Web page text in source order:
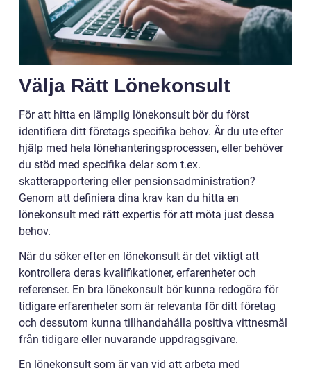
Välja Rätt Lönekonsult
För att hitta en lämplig lönekonsult bör du först
identifiera ditt företags specifika behov. Är du ute efter
hjälp med hela lönehanteringsprocessen, eller behöver
du stöd med specifika delar som t.ex.
skatterapportering eller pensionsadministration?
Genom att definiera dina krav kan du hitta en
lönekonsult med rätt expertis för att möta just dessa
behov.
När du söker efter en lönekonsult är det viktigt att
kontrollera deras kvalifikationer, erfarenheter och
referenser. En bra lönekonsult bör kunna redogöra för
tidigare erfarenheter som är relevanta för ditt företag
och dessutom kunna tillhandahålla positiva vittnesmål
från tidigare eller nuvarande uppdragsgivare.
En lönekonsult som är van vid att arbeta med